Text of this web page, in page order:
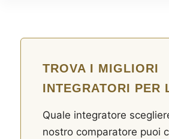
TROVA I MIGLIORI
INTEGRATORI PER
Quale integratore
nostro comparatore puoi